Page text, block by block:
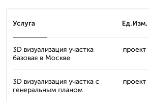
Услуга Ед.Изм.
3D визуализация участка
базовая в Москве
проект
3D визуализация участка с
генеральным планом
проект